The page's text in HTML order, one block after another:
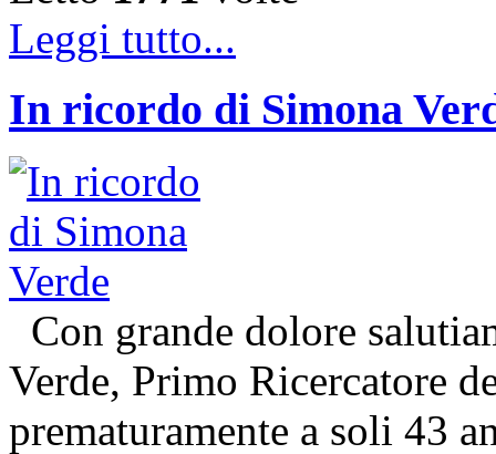
Leggi tutto...
In ricordo di Simona
Con grande dolore
Verde, Primo Ricercatore
prematuramente a soli 43